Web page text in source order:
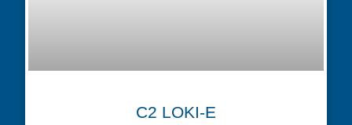
C2 LOKI-E